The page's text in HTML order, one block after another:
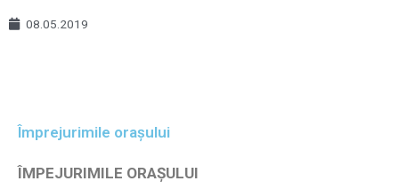
08.05.2019
Împrejurimile orașului
ÎMPEJURIMILE ORAŞULUI